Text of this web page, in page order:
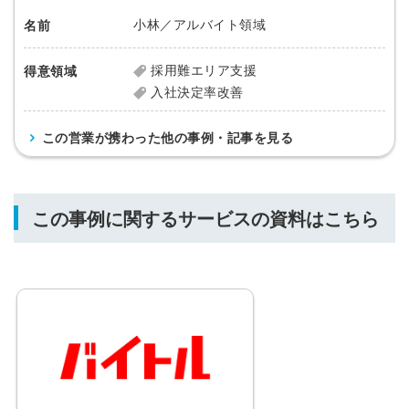
名前 小林／アルバイト領域
得意領域
採用難エリア支援
入社決定率改善
この営業が携わった他の事例・記事を見る
この事例に関するサービスの資料はこちら